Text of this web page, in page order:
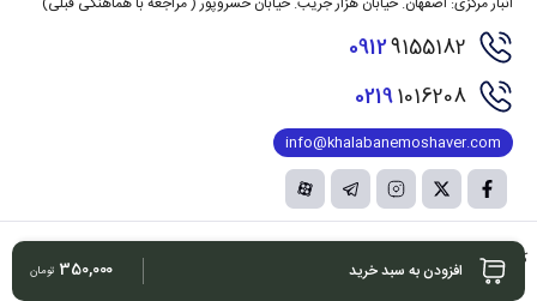
افزودن به سبد خرید 350,000 تومان
09129155182
02191016208
info@khalabanemoshaver.com
کلیه حقوق مادی و معنوی این سایت متعلق به شرکت بزرگانی خلبان مشاور بوده و هرگونه کپی
برداریبرابر ماده 12 فصل 3 قانون جرائم رایانه ای پیگرد قانونی خواهد داشت.